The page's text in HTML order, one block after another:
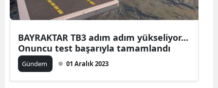
BAYRAKTAR TB3 adım adım yükseliyor...
Onuncu test başarıyla tamamlandı
Gündem 01 Aralık 2023